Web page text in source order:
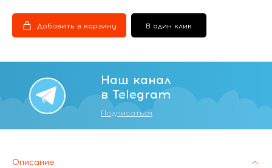
Добавить в корзину В один клик
Наш канал
в Telegram
Подписаться
Описание